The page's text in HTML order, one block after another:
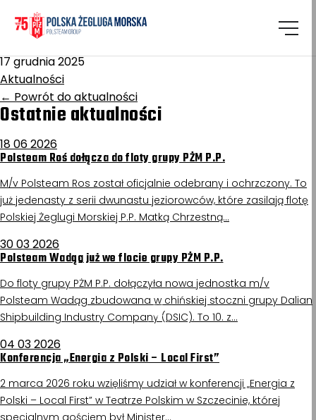
Homepage
Kutno II
17 grudnia 2025
Aktualności
← Powrót do aktualności
Ostatnie aktualności
18 06 2026
Polsteam Roś dołącza do floty grupy PŻM P.P.
M/v Polsteam Ros został oficjalnie odebrany i ochrzczony. To
już jedenasty z serii dwunastu jeziorowców, które zasilają flotę
Polskiej Żeglugi Morskiej P.P. Matką Chrzestną…
30 03 2026
Polsteam Wadąg już we flocie grupy PŻM P.P.
Do floty grupy PŻM P.P. dołączyła nowa jednostka m/v
Polsteam Wadąg zbudowana w chińskiej stoczni grupy Dalian
Shipbuilding Industry Company (DSIC). To 10. z…
04 03 2026
Konferencja „Energia z Polski – Local First”
2 marca 2026 roku wzięliśmy udział w konferencji „Energia z
Polski – Local First” w Teatrze Polskim w Szczecinie, której
specjalnym gościem był Minister…